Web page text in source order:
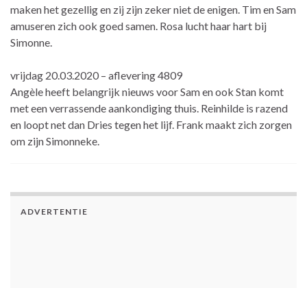
maken het gezellig en zij zijn zeker niet de enigen. Tim en Sam
amuseren zich ook goed samen. Rosa lucht haar hart bij
Simonne.
vrijdag 20.03.2020 – aflevering 4809
Angèle heeft belangrijk nieuws voor Sam en ook Stan komt
met een verrassende aankondiging thuis. Reinhilde is razend
en loopt net dan Dries tegen het lijf. Frank maakt zich zorgen
om zijn Simonneke.
ADVERTENTIE